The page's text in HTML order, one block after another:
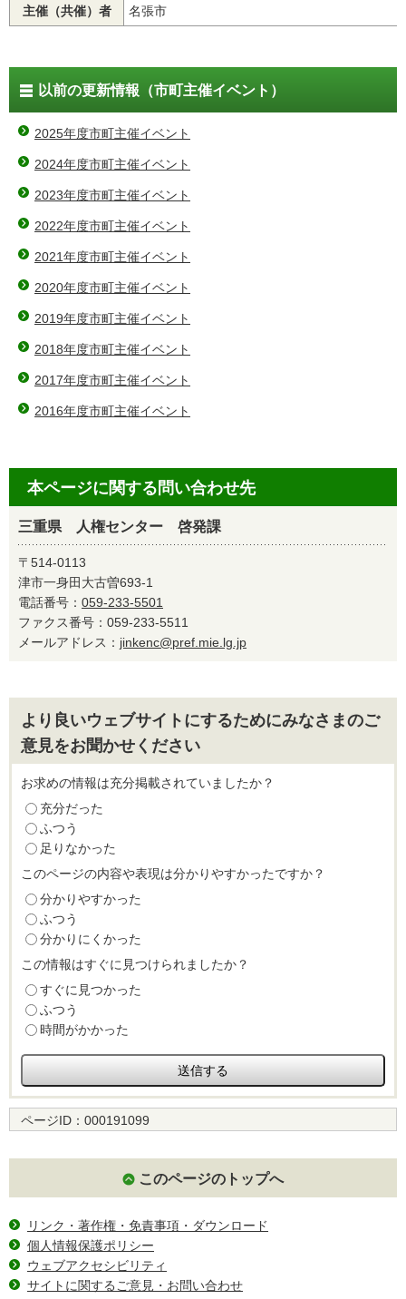
主催（共催）者 名張市
以前の更新情報（市町主催イベント）
2025年度市町主催イベント
2024年度市町主催イベント
2023年度市町主催イベント
2022年度市町主催イベント
2021年度市町主催イベント
2020年度市町主催イベント
2019年度市町主催イベント
2018年度市町主催イベント
2017年度市町主催イベント
2016年度市町主催イベント
本ページに関する問い合わせ先
三重県 人権センター 啓発課
〒514-0113
津市一身田大古曽693-1
電話番号： 059-233-5501
ファクス番号：059-233-5511
メールアドレス： jinkenc@pref.mie.lg.jp
より良いウェブサイトにするためにみなさまのご
意見をお聞かせください
お求めの情報は充分掲載されていましたか？
充分だった
ふつう
足りなかった
このページの内容や表現は分かりやすかったですか？
分かりやすかった
ふつう
分かりにくかった
この情報はすぐに見つけられましたか？
すぐに見つかった
ふつう
時間がかかった
ページID： 000191099
このページのトップへ
リンク・著作権・免責事項・ダウンロード
個人情報保護ポリシー
ウェブアクセシビリティ
サイトに関するご意見・お問い合わせ